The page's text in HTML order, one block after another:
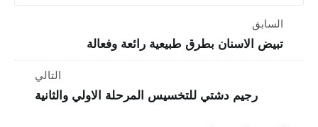
السابق
تبيض الاسنان بطرق طبيعية رائعة وفعالة
التالي
رجيم دشتي للتخسيس المرحلة الاولي والثانية